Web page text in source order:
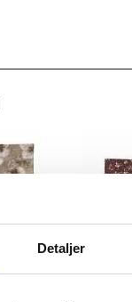
Detaljer